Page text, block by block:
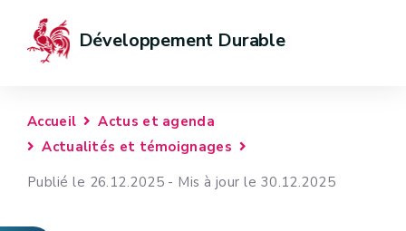
Développement Durable
Accueil
Actus et agenda
Actualités et témoignages
Publié le 26.12.2025 - Mis à jour le 30.12.2025